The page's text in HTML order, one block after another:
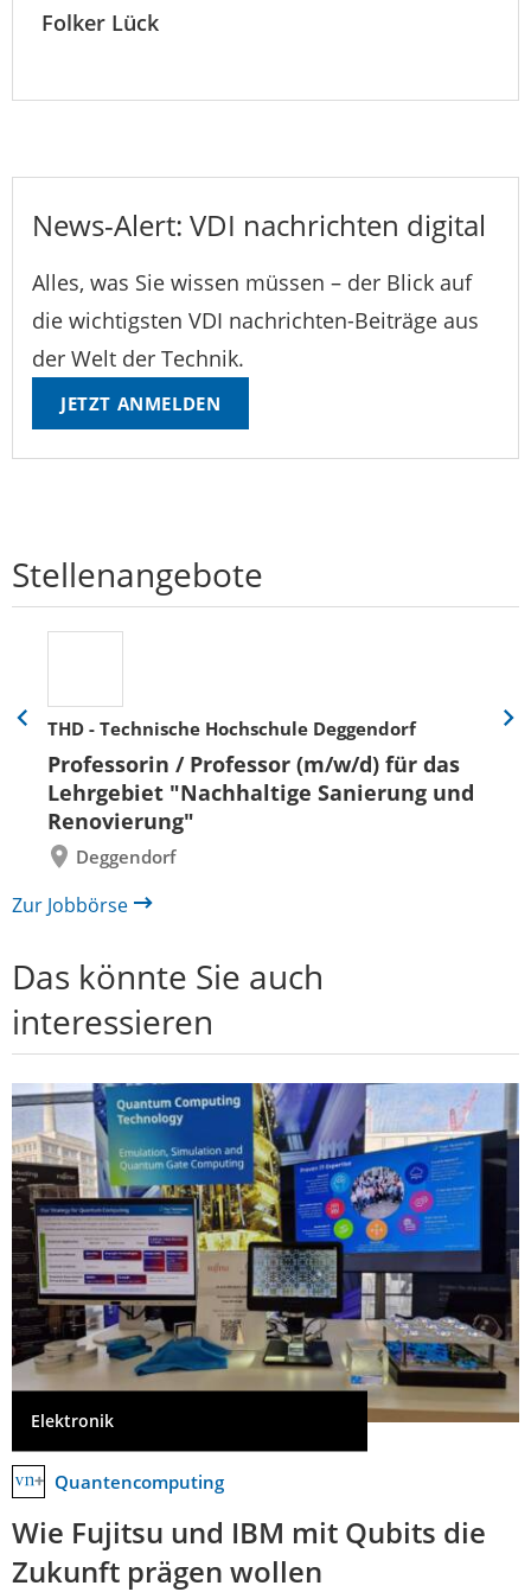
Folker Lück
News-Alert: VDI nachrichten digital
Alles, was Sie wissen müssen – der Blick auf
die wichtigsten VDI nachrichten-Beiträge aus
der Welt der Technik.
JETZT ANMELDEN
Stellenangebote
THD - Technische Hochschule Deggendorf
Professorin / Professor (m/w/d) für das
Lehrgebiet "Nachhaltige Sanierung und
Renovierung"
Deggendorf
Eine
zurück
Eine
Zur Jobbörse
Das könnte Sie auch
interessieren
Elektronik
Quantencomputing
Wie Fujitsu und IBM mit Qubits die
Zukunft prägen wollen